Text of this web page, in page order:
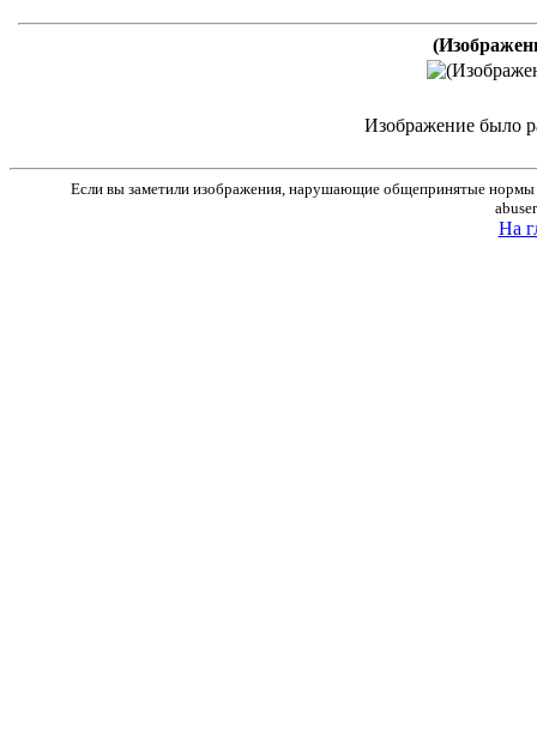
Изображение было
Если вы заметили изображения, нарушающие общепринятые нормы
На